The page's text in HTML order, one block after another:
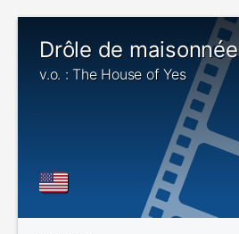
Drôle de maisonnée
v.o. : The House of Yes